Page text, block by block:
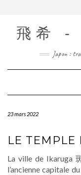
content飛希 -
Japon :
23 mars 2022
LE TEMPLE
La ville de Ikaruga
l’ancienne capitale